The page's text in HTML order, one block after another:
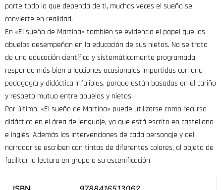
parte todo lo que dependa de ti, muchas veces el sueño se
convierte en realidad.
En «El sueño de Martina» también se evidencia el papel que los
abuelos desempeñan en la educación de sus nietos. No se trata
de una educación científica y sistemáticamente programada,
responde más bien a lecciones ocasionales impartidas con una
pedagogía y didáctica infalibles, porque están basadas en el cariño
y respeto mutuo entre abuelos y nietos.
Por último, «El sueño de Martina» puede utilizarse como recurso
didáctico en el área de lenguaje, ya que está escrito en castellano
e inglés, Además las intervenciones de cada personaje y del
narrador se escriben con tintas de diferentes colores, al objeto de
facilitar la lectura en grupo o su escenificación.